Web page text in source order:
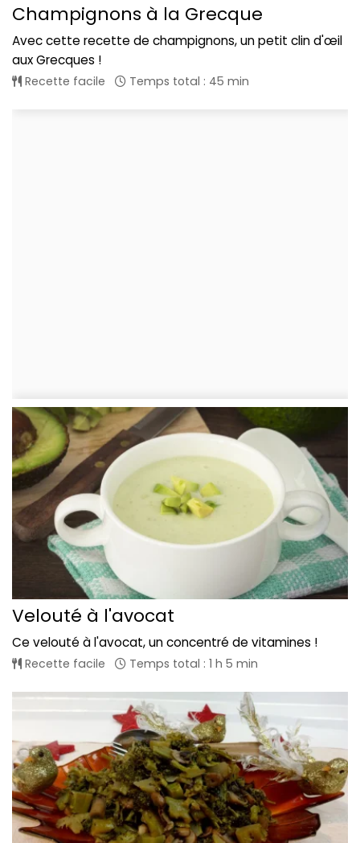
Champignons à la Grecque
Avec cette recette de champignons, un petit clin d'œil
aux Grecques !
Recette facile Temps total : 45 min
Velouté à l'avocat
Ce velouté à l'avocat, un concentré de vitamines !
Recette facile Temps total : 1 h 5 min